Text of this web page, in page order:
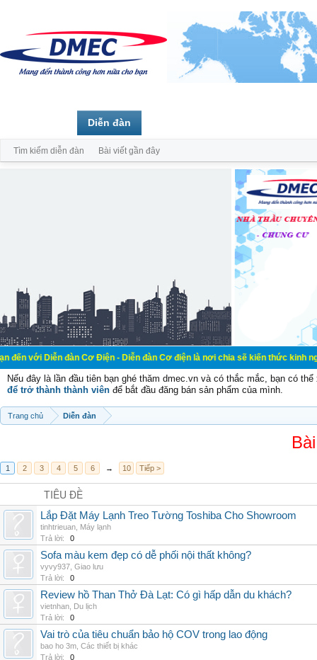
đàn Cơ Điện - Diễn đàn Cơ điện là nơi chia sẽ kiến thức kinh nghiệm
Nếu đây là lần đầu tiên bạn ghé thăm dmec.vn và có thắc mắc, bạn có
để trở thành thành viên để bắt đầu đăng bán sản phẩm của mình.
Trang chủ Diễn đàn
1 2 3 4 5 6 → 10 Tiếp >
TIÊU ĐỀ
Lắp Đặt Máy Lạnh Treo Tường Toshiba Cho Showroom
tinhtrieuan Máy lạnh
Trả lời:
0
Sofa màu kem đẹp có dễ phối nội thất không?
vyvy937 Giao lưu
Trả lời:
0
Review hồ Than Thở Đà Lạt: Có gì hấp dẫn du khách?
vietnhan Du lịch
Trả lời:
0
Vai trò của tiêu chuẩn bảo hộ COV trong lao động
bao ho 3m Các thiết bị khác
Trả lời:
0
Diễn đàn
Tìm kiếm diễn đàn Bài viết gần đây